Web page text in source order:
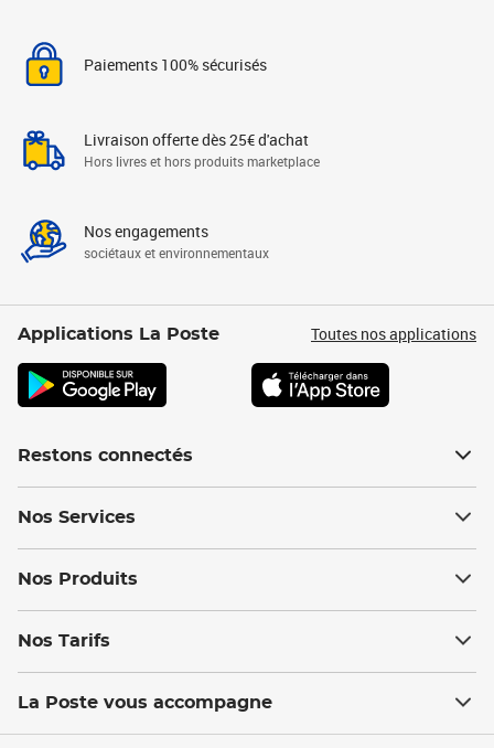
Paiements 100% sécurisés
Livraison offerte dès 25€ d'achat
Hors livres et hors produits marketplace
Nos engagements
sociétaux et environnementaux
Applications La Poste Toutes nos applications
Restons connectés
Nos Services
Nos Produits
Nos Tarifs
La Poste vous accompagne